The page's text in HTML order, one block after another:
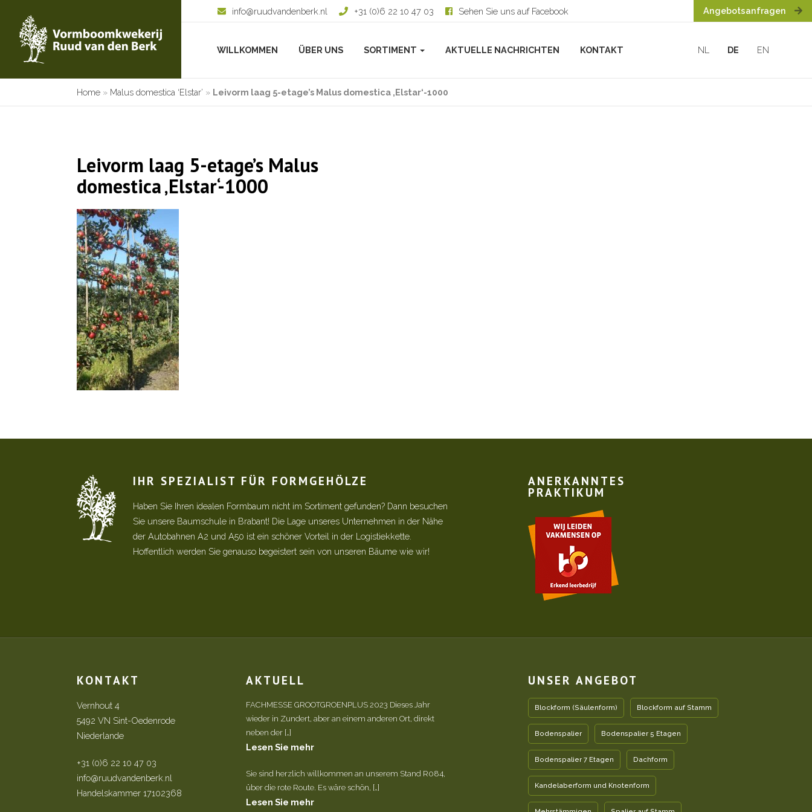
info@ruudvandenberk.nl +31 (0)6 22 10 47 03 Sehen Sie uns auf Facebook Angebotsanfragen
WILLKOMMEN ÜBER UNS SORTIMENT AKTUELLE NACHRICHTEN KONTAKT NL DE EN
Home » Malus domestica ‘Elstar’ » Leivorm laag 5-etage’s Malus domestica ‚Elstar‘-1000
Leivorm laag 5-etage’s Malus
domestica ‚Elstar‘-1000
IHR SPEZIALIST FÜR FORMGEHÖLZE
Haben Sie Ihren idealen Formbaum nicht im Sortiment gefunden? Dann besuchen
Sie unsere Baumschule in Brabant! Die Lage unseres Unternehmen in der Nähe
der Autobahnen A2 und A50 ist ein schöner Vorteil in der Logistiekkette.
Hoffentlich werden Sie genauso begeistert sein von unseren Bäume wie wir!
ANERKANNTES
PRAKTIKUM
KONTAKT
Vernhout 4
5492 VN Sint-Oedenrode
Niederlande
+31 (0)6 22 10 47 03
info@ruudvandenberk.nl
Handelskammer 17102368
AKTUELL
FACHMESSE GROOTGROENPLUS 2023 Dieses Jahr
wieder in Zundert, aber an einem anderen Ort, direkt
neben der […]
Lesen Sie mehr
Sie sind herzlich willkommen an unserem Stand R084,
über die rote Route. Es wäre schön, […]
Lesen Sie mehr
UNSER ANGEBOT
Blockform (Säulenform) Blockform auf Stamm
Bodenspalier Bodenspalier 5 Etagen
Bodenspalier 7 Etagen Dachform
Kandelaberform und Knotenform